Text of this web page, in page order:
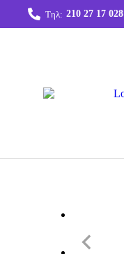
Τηλ: 210 27 17 028